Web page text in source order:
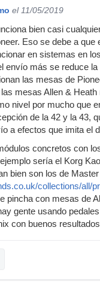
el 11/05/2019
bien casi
Eso se debe a que
en sistemas en
envío más se reduce la
las mesas de
mesas Allen & Heath
nivel por mucho que
de la 42 y la 43,
a efectos que imita el
concretos con
sería el Korg
bien son los de
collections/all/
pincha con mesas de
gente usando
con buenos